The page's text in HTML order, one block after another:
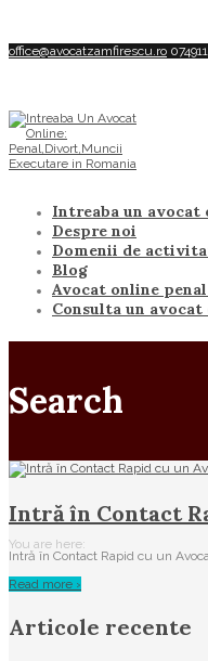
office@avocatzamfirescu.ro
Intreaba un avocat
Despre noi
Domenii de
Blog
Avocat online
Consulta un avocat
Search
You are here:
Intră în Contact
Intră în Contact Rapid cu un
Read more ›
Articole recente